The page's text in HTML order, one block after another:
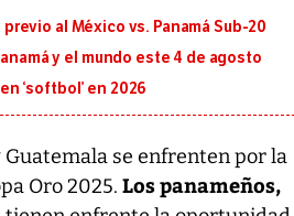
previo al México vs. Panamá Sub-20
y el mundo este 4 de agosto
‘softbol’ en 2026
Guatemala se enfrenten por la
Oro 2025. Los panameños,